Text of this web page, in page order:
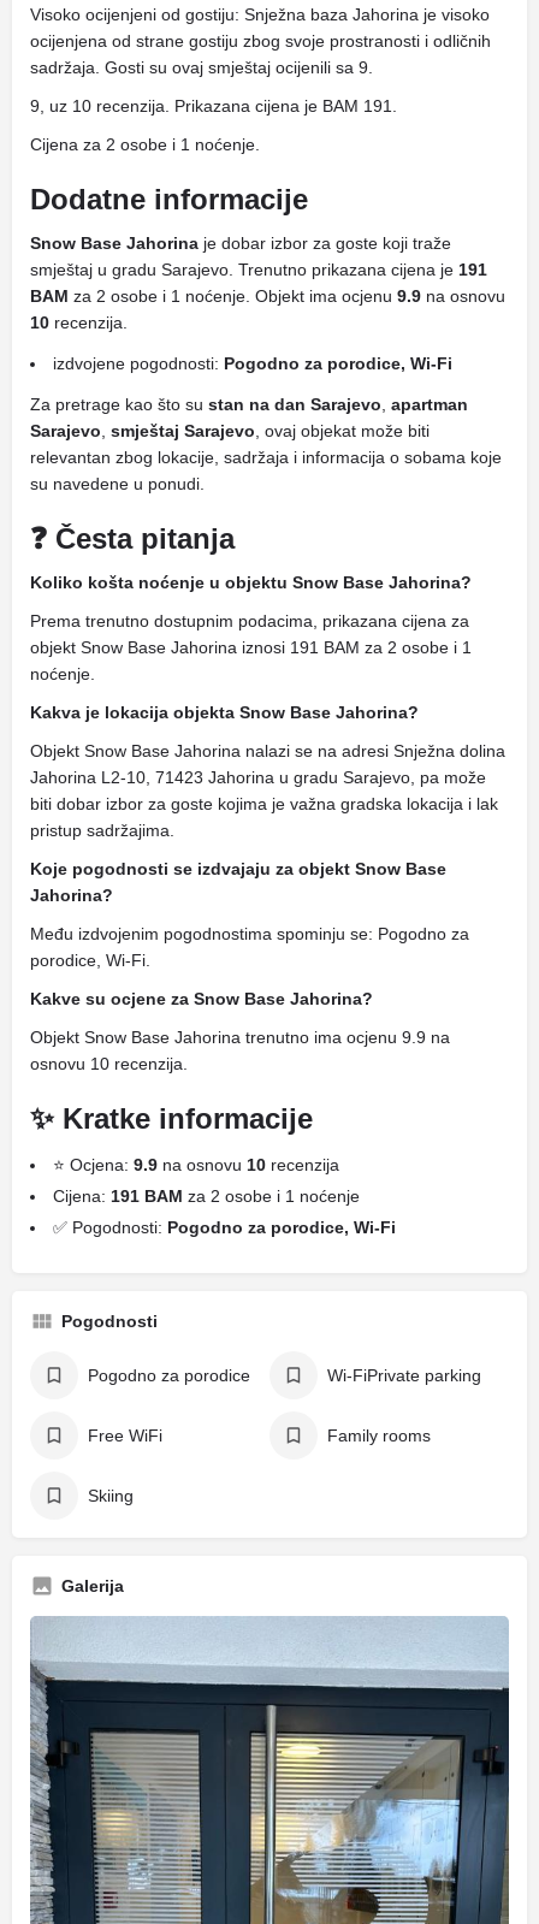
Visoko ocijenjeni od gostiju: Snježna baza Jahorina je visoko
ocijenjena od strane gostiju zbog svoje prostranosti i odličnih
sadržaja. Gosti su ovaj smještaj ocijenili sa 9.
9, uz 10 recenzija. Prikazana cijena je BAM 191.
Cijena za 2 osobe i 1 noćenje.
Dodatne informacije
Snow Base Jahorina je dobar izbor za goste koji traže
smještaj u gradu Sarajevo. Trenutno prikazana cijena je 191
BAM za 2 osobe i 1 noćenje. Objekt ima ocjenu 9.9 na osnovu
10 recenzija.
izdvojene pogodnosti: Pogodno za porodice, Wi-Fi
Za pretrage kao što su stan na dan Sarajevo apartman
Sarajevo smještaj Sarajevo , ovaj objekat može biti
relevantan zbog lokacije, sadržaja i informacija o sobama koje
su navedene u ponudi.
❓ Česta pitanja
Koliko košta noćenje u objektu Snow Base Jahorina?
Prema trenutno dostupnim podacima, prikazana cijena za
objekt Snow Base Jahorina iznosi 191 BAM za 2 osobe i 1
noćenje.
Kakva je lokacija objekta Snow Base Jahorina?
Objekt Snow Base Jahorina nalazi se na adresi Snježna dolina
Jahorina L2-10, 71423 Jahorina u gradu Sarajevo, pa može
biti dobar izbor za goste kojima je važna gradska lokacija i lak
pristup sadržajima.
Koje pogodnosti se izdvajaju za objekt Snow Base
Jahorina?
Među izdvojenim pogodnostima spominju se: Pogodno za
porodice, Wi-Fi.
Kakve su ocjene za Snow Base Jahorina?
Objekt Snow Base Jahorina trenutno ima ocjenu 9.9 na
osnovu 10 recenzija.
✨ Kratke informacije
⭐ Ocjena: 9.9 na osnovu 10 recenzija
Cijena: 191 BAM za 2 osobe i 1 noćenje
✅ Pogodnosti: Pogodno za porodice, Wi-Fi
Pogodnosti
Pogodno za porodice Wi-FiPrivate parking
Free WiFi Family rooms
Skiing
Galerija